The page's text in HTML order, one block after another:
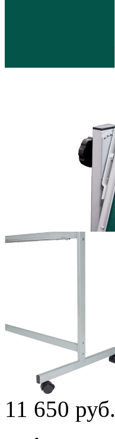
11 650 руб.